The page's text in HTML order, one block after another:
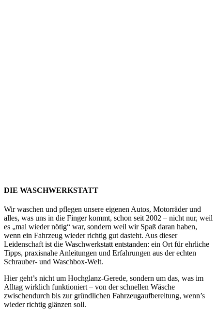
DIE WASCHWERKSTATT
Wir waschen und pflegen unsere eigenen Autos, Motorräder und
alles, was uns in die Finger kommt, schon seit 2002 – nicht nur, weil
es „mal wieder nötig“ war, sondern weil wir Spaß daran haben,
wenn ein Fahrzeug wieder richtig gut dasteht. Aus dieser
Leidenschaft ist die Waschwerkstatt entstanden: ein Ort für ehrliche
Tipps, praxisnahe Anleitungen und Erfahrungen aus der echten
Schrauber- und Waschbox-Welt.
Hier geht’s nicht um Hochglanz-Gerede, sondern um das, was im
Alltag wirklich funktioniert – von der schnellen Wäsche
zwischendurch bis zur gründlichen Fahrzeugaufbereitung, wenn’s
wieder richtig glänzen soll.